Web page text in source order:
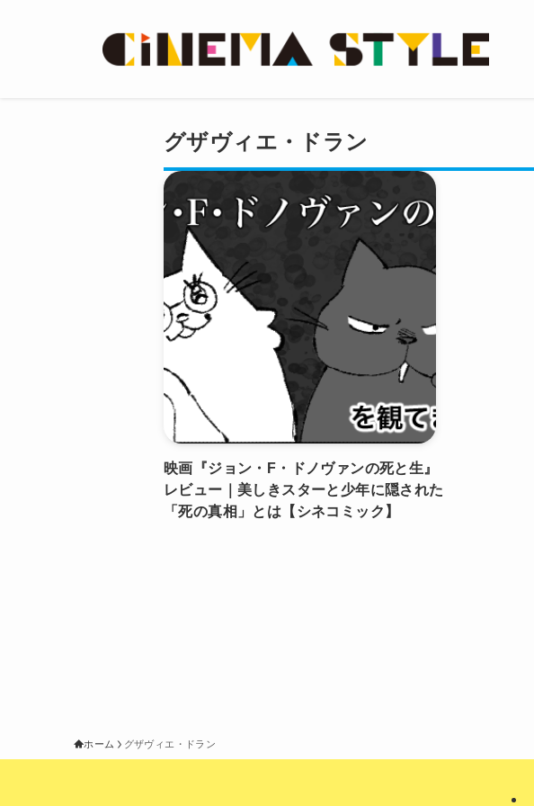
グザヴィエ・ドラン
映画『ジョン・F・ドノヴァンの死と生』
レビュー｜美しきスターと少年に隠された
「死の真相」とは【シネコミック】
ホーム グザヴィエ・ドラン